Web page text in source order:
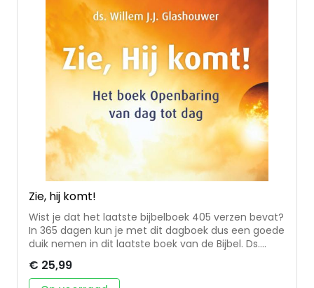
Zie, hij komt!
Wist je dat het laatste bijbelboek 405 verzen bevat?
In 365 dagen kun je met dit dagboek dus een goede
duik nemen in dit laatste boek van de Bijbel. Ds.
Openbaring op eenvoudige wijze toegankelijk. Elk
vers wordt besproken met een toelichting,
€ 25,99